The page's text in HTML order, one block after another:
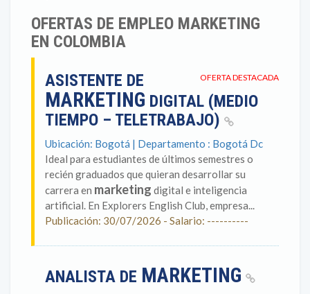
OFERTAS DE EMPLEO MARKETING
EN COLOMBIA
OFERTA DESTACADA
ASISTENTE DE
MARKETING DIGITAL (MEDIO
TIEMPO – TELETRABAJO)
Ubicación: Bogotá | Departamento : Bogotá Dc
Ideal para estudiantes de últimos semestres o
recién graduados que quieran desarrollar su
carrera en marketing digital e inteligencia
artificial. En Explorers English Club, empresa...
Publicación: 30/07/2026 - Salario: ----------
ANALISTA DE MARKETING